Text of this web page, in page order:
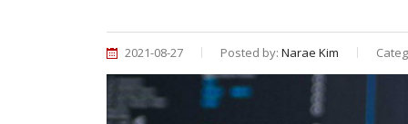
2021-08-27 Posted by: Narae Kim